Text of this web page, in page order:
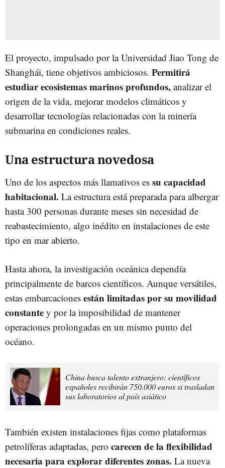
El proyecto, impulsado por la Universidad Jiao Tong de
Shanghái, tiene objetivos ambiciosos. Permitirá
estudiar ecosistemas marinos profundos, analizar el
origen de la vida, mejorar modelos climáticos y
desarrollar tecnologías relacionadas con la minería
submarina en condiciones reales.
Una estructura novedosa
Uno de los aspectos más llamativos es su capacidad
habitacional. La estructura está preparada para albergar
hasta 300 personas durante meses sin necesidad de
reabastecimiento, algo inédito en instalaciones de este
tipo en mar abierto.
Hasta ahora, la investigación oceánica dependía
principalmente de barcos científicos. Aunque versátiles,
estas embarcaciones están limitadas por su movilidad
constante y por la imposibilidad de mantener
operaciones prolongadas en un mismo punto del
océano.
China busca talento extranjero: científicos
españoles recibirán 750.000 euros si trasladan
sus laboratorios al país asiático
También existen instalaciones fijas como plataformas
petrolíferas adaptadas, pero carecen de la flexibilidad
necesaria para explorar diferentes zonas. La nueva